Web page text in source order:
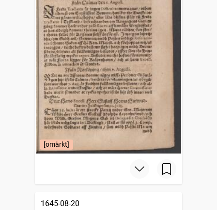
[omärkt]
1645-08-20